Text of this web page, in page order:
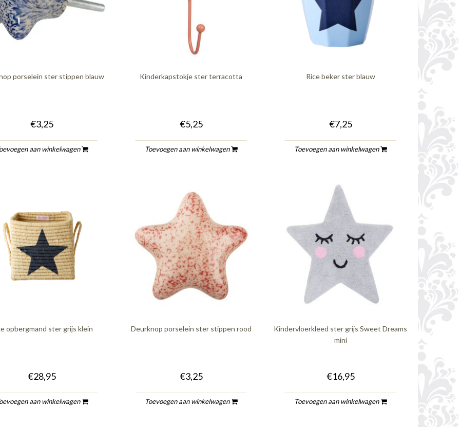
porselein ster stippen blauw
€3,25
aan winkelwagen
Kinderkapstokje ster terracotta
€5,25
Toevoegen aan winkelwagen
Rice beker ster blauw
€7,25
Toevoegen aan winkelwagen
opbergmand ster grijs klein
€28,95
aan winkelwagen
Deurknop porselein ster stippen rood
€3,25
Toevoegen aan winkelwagen
Kindervloerkleed ster grijs Sweet Dreams
mini
€16,95
Toevoegen aan winkelwagen